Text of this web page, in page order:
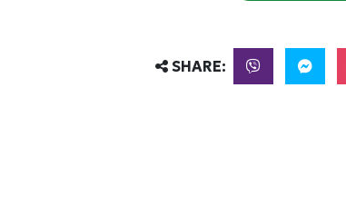
SHARE: